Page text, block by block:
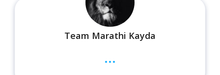
Team Marathi Kayda
...